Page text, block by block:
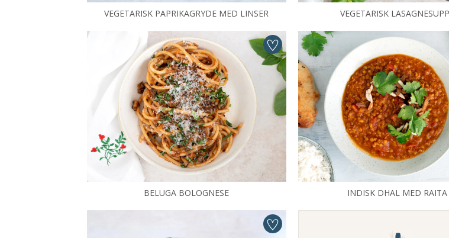
VEGETARISK PAPRIKAGRYDE MED LINSER VEGETARISK
BELUGA BOLOGNESE INDISK DHAL MED RAITA